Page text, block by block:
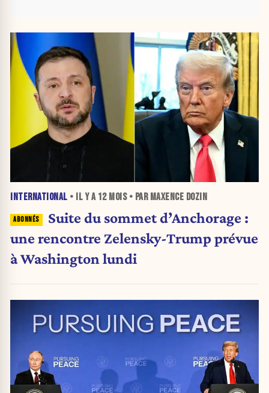
INTERNATIONAL • IL Y A 12 MOIS• PAR MAXENCE DOZIN
Suite du sommet d’Anchorage :
une rencontre Zelensky-Trump prévue
à Washington lundi